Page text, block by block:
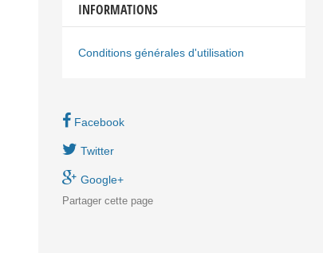
INFORMATIONS
Conditions générales d'utilisation
Facebook
Twitter
Google+
Partager cette page